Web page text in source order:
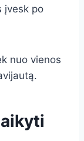
įvesk po
nuo vienos